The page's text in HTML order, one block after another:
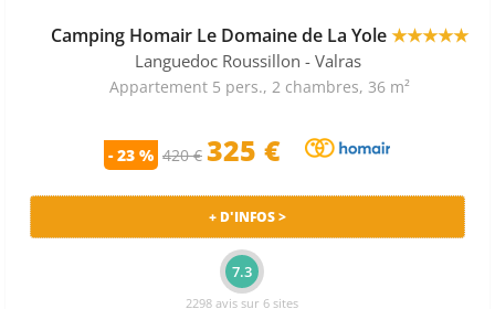
Camping Homair Le Domaine de La Yole★★★★★
Languedoc Roussillon - Valras
Appartement 5 pers., 2 chambres, 36 m²
- 23 % 420 € 325 €
+ D'INFOS >
7.3
2298 avis sur 6 sites